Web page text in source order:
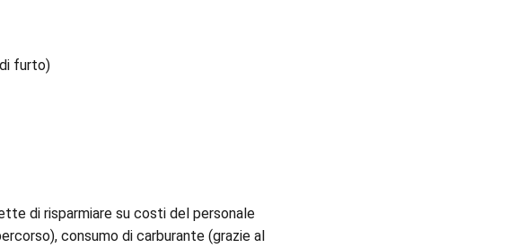
furto)
di risparmiare su costi del personale
consumo di carburante (grazie al